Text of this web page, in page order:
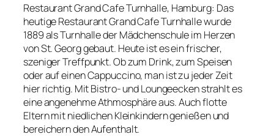
Restaurant Grand Cafe Turnhalle, Hamburg: Das
heutige Restaurant Grand Cafe Turnhalle wurde
1889 als Turnhalle der Mädchenschule im Herzen
von St. Georg gebaut. Heute ist es ein frischer,
szeniger Treffpunkt. Ob zum Drink, zum Speisen
oder auf einen Cappuccino, man ist zu jeder Zeit
hier richtig. Mit Bistro- und Loungeecken strahlt es
eine angenehme Athmosphäre aus. Auch flotte
Eltern mit niedlichen Kleinkindern genießen und
bereichern den Aufenthalt.